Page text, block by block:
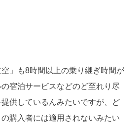
」も8時間以上の乗り継ぎ時間が
宿泊サービスなどのど至れり尽
供しているんみたいですが、ど
購入者には適用されないみたい